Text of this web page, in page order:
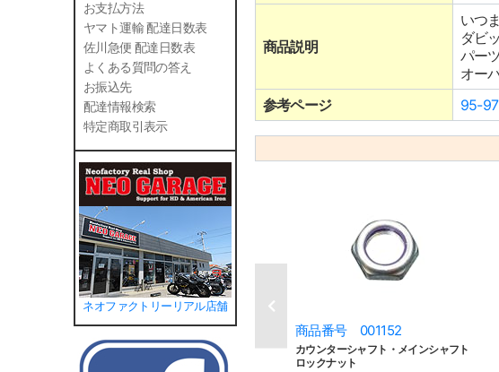
お支払方法
ヤマト運輸 配達日数表
佐川急便 配達日数表
よくある質問の答え
お振込先
配達情報検索
特定商取引表示
ネオファクトリーリアル店舗
商品説明
いつ
ダビ
パー
オー
参考ページ
95-
商品番号 001152
カウンターシャフト・メインシャフト
ロックナット